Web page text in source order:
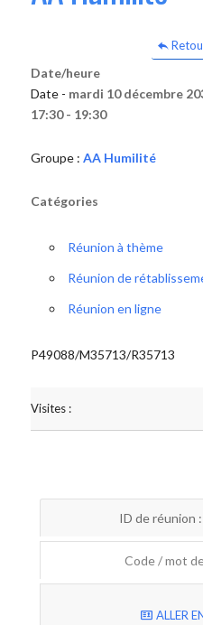
Date/heure
Date - mardi 10 décembre
17:30 - 19:30
Groupe : AA Humilité
Catégories
Réunion à thème
Réunion de
Réunion en ligne
P49088/M35713/R35713
Visites :
ID de réunion :
Code / mot
ALLER